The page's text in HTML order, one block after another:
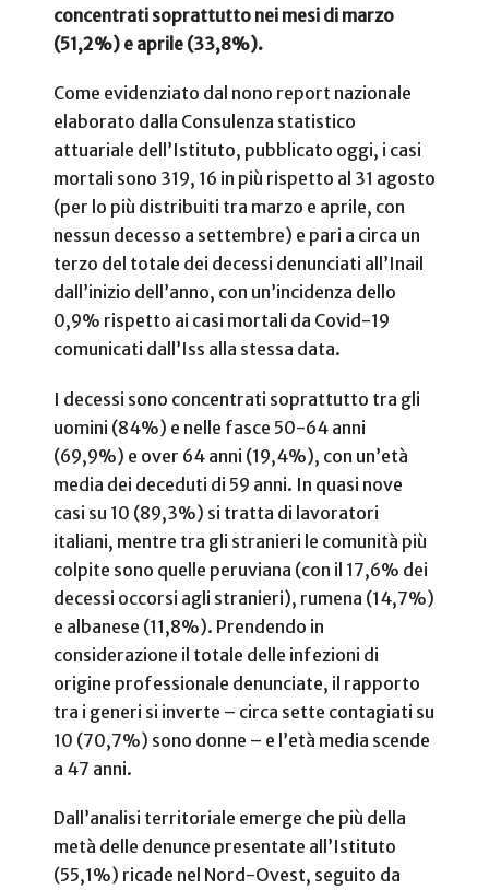
concentrati soprattutto nei mesi di marzo
(51,2%) e aprile (33,8%).
Come evidenziato dal nono report nazionale
elaborato dalla Consulenza statistico
attuariale dell’Istituto, pubblicato oggi, i casi
mortali sono 319, 16 in più rispetto al 31 agosto
(per lo più distribuiti tra marzo e aprile, con
nessun decesso a settembre) e pari a circa un
terzo del totale dei decessi denunciati all’Inail
dall’inizio dell’anno, con un’incidenza dello
0,9% rispetto ai casi mortali da Covid-19
comunicati dall’Iss alla stessa data.
I decessi sono concentrati soprattutto tra gli
uomini (84%) e nelle fasce 50-64 anni
(69,9%) e over 64 anni (19,4%), con un’età
media dei deceduti di 59 anni. In quasi nove
casi su 10 (89,3%) si tratta di lavoratori
italiani, mentre tra gli stranieri le comunità più
colpite sono quelle peruviana (con il 17,6% dei
decessi occorsi agli stranieri), rumena (14,7%)
e albanese (11,8%). Prendendo in
considerazione il totale delle infezioni di
origine professionale denunciate, il rapporto
tra i generi si inverte – circa sette contagiati su
10 (70,7%) sono donne – e l’età media scende
a 47 anni.
Dall’analisi territoriale emerge che più della
metà delle denunce presentate all’Istituto
(55,1%) ricade nel Nord-Ovest, seguito da